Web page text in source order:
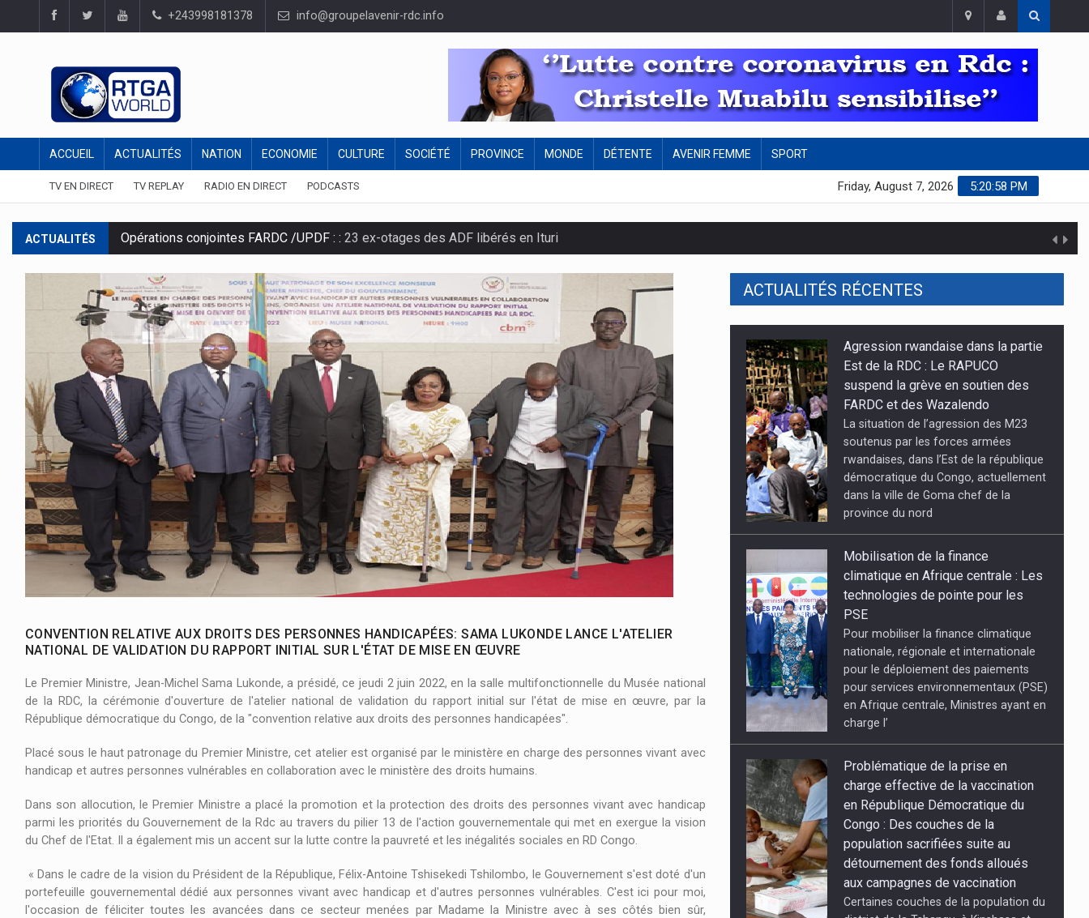
+243998181378 info@groupelavenir-rdc.info
ACCUEIL ACTUALITÉS NATION ECONOMIE CULTURE SOCIÉTÉ PROVINCE MONDE DÉTENTE AVENIR FEMME SPORT
TV EN DIRECT TV REPLAY RADIO EN DIRECT PODCASTS 5:21:00 PM
Friday, August 7, 2026
ACTUALITÉS Opérations conjointes FARDC /UPDF : : 23 ex-otages des ADF libérés en Ituri
Drame au stade des martyrs à Kinshasa : :Suspension des activités non sportives aux stades des martyrs et tata Raphaël
En mémoire des 12 millions des morts victimes de :F. Tshisekedi à Kisangani pour la GENOCOST
Avenir :La Direction du Journal "Avenir" ne reconnaît pas la parution du quotidien de jeudi 03 Octobre 2024
Drame au concert de Mike Kalambay : :Suspension préventive des concerts de Fally Ipupa et Ferré Gola !
Baisse des prix des denrées alimentaires sur les :Félix Tshisekedi appelle le gouvernement aux actions concertées
CONVENTION RELATIVE AUX DROITS DES PERSONNES HANDICAPÉES: SAMA LUKONDE LANCE L'ATELIER
NATIONAL DE VALIDATION DU RAPPORT INITIAL SUR L'ÉTAT DE MISE EN ŒUVRE
Le Premier Ministre, Jean-Michel Sama Lukonde, a présidé, ce jeudi 2 juin 2022, en la salle multifonctionnelle du Musée national
de la RDC, la cérémonie d'ouverture de l'atelier national de validation du rapport initial sur l'état de mise en œuvre, par la
République démocratique du Congo, de la "convention relative aux droits des personnes handicapées".
Placé sous le haut patronage du Premier Ministre, cet atelier est organisé par le ministère en charge des personnes vivant avec
handicap et autres personnes vulnérables en collaboration avec le ministère des droits humains.
Dans son allocution, le Premier Ministre a placé la promotion et la protection des droits des personnes vivant avec handicap
parmi les priorités du Gouvernement de la Rdc au travers du pilier 13 de l'action gouvernementale qui met en exergue la vision
du Chef de l'Etat. Il a également mis un accent sur la lutte contre la pauvreté et les inégalités sociales en RD Congo.
« Dans le cadre de la vision du Président de la République, Félix-Antoine Tshisekedi Tshilombo, le Gouvernement s'est doté d'un
portefeuille gouvernemental dédié aux personnes vivant avec handicap et d'autres personnes vulnérables. C'est ici pour moi,
l'occasion de féliciter toutes les avancées dans ce secteur menées par Madame la Ministre avec à ses côtés bien sûr,
ACTUALITÉS RÉCENTES
Agression rwandaise dans la partie
Est de la RDC : Le RAPUCO
suspend la grève en soutien des
FARDC et des Wazalendo
La situation de l’agression des M23
soutenus par les forces armées
rwandaises, dans l’Est de la république
démocratique du Congo, actuellement
dans la ville de Goma chef de la
province du nord
Mobilisation de la finance
climatique en Afrique centrale : Les
technologies de pointe pour les
PSE
Pour mobiliser la finance climatique
nationale, régionale et internationale
pour le déploiement des paiements
pour services environnementaux (PSE)
en Afrique centrale, Ministres ayant en
charge l’
Problématique de la prise en
charge effective de la vaccination
en République Démocratique du
Congo : Des couches de la
population sacrifiées suite au
détournement des fonds alloués
aux campagnes de vaccination
Certaines couches de la population du